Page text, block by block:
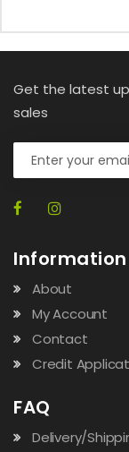
Get the latest
sales
Information
About
My Account
Contact
Credit
FAQ
Delivery/